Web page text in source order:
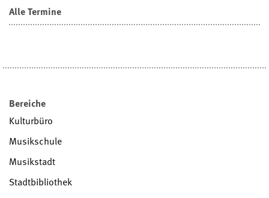
Alle Termine
Bereiche
Kulturbüro
Musikschule
Musikstadt
Stadtbibliothek